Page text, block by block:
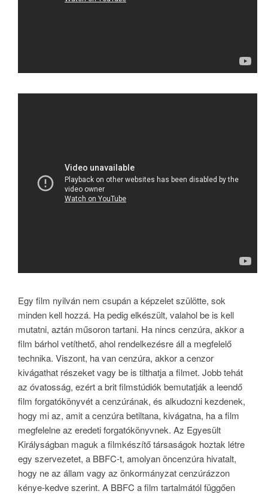
Egy film nyilván nem csupán a képzelet szülötte, sok
minden kell hozzá. Ha pedig elkészült, valahol be is kell
mutatni, aztán műsoron tartani. Ha nincs cenzúra, akkor a
film bárhol vetíthető, ahol rendelkezésre áll a megfelelő
technika. Viszont, ha van cenzúra, akkor a cenzor
kivágathat részeket vagy be is tilthatja a filmet. Jobb tehát
az óvatosság, ezért a brit filmstúdiók bemutatják a leendő
film forgatókönyvét a cenzúrának, és alkudozni kezdenek,
hogy mi az, amit a cenzúra betiltana, kivágatna, ha a film
megfelelne az eredeti forgatókönyvnek. Az Egyesült
Királyságban maguk a filmkészítő társaságok hoztak létre
egy szervezetet, a BBFC-t, amolyan öncenzúra hivatalt,
hogy ne az állam vagy az önkormányzat cenzúrázzon
kénye-kedve szerint. A BBFC a film tartalmától függően